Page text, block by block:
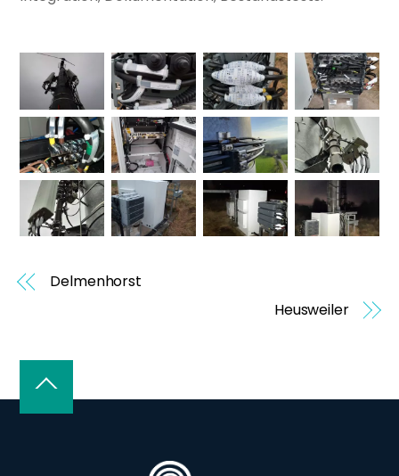
Delmenhorst
Heusweiler
Back
Top